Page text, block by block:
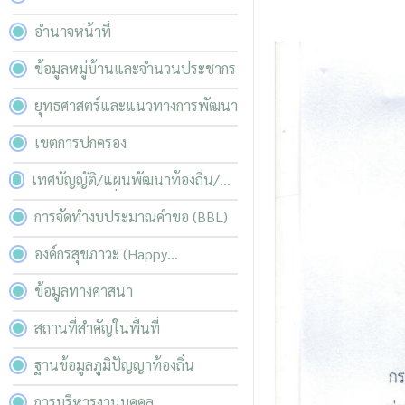
อำนาจหน้าที่
ข้อมูลหมู่บ้านและจำนวนประชากร
ยุทธศาสตร์และแนวทางการพัฒนา
เขตการปกครอง
เทศบัญญัติ/แผนพัฒนาท้องถิ่น/
บริหารความเสี่ยง
การจัดทำงบประมาณคำขอ (BBL)
องค์กรสุขภาวะ (Happy
Workplace)
ข้อมูลทางศาสนา
สถานที่สำคัญในพื้นที่
ฐานข้อมูลภูมิปัญญาท้องถิ่น